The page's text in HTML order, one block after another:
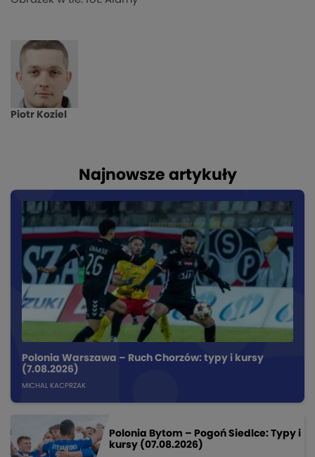
Piotr Koziel
Najnowsze artykuły
Polonia Warszawa – Ruch Chorzów: typy i kursy
(7.08.2026)
MICHAL KACPRZAK
Polonia Bytom – Pogoń Siedlce: Typy i
kursy (07.08.2026)